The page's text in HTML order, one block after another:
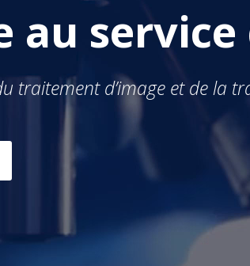
au
traitement d’image et de la